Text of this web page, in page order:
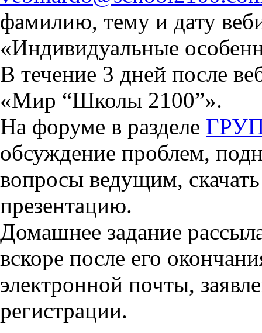
фамилию, тему и дату
«Индивидуальные
В течение 3 дней после
«Мир “Школы 2100”».
На форуме в разделе
обсуждение проблем,
вопросы ведущим,
презентацию.
Домашнее задание
вскоре после его
электронной почты,
регистрации.